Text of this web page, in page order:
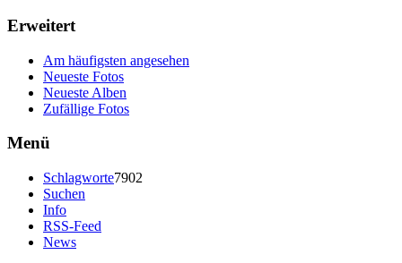
Erweitert
Am häufigsten angesehen
Neueste Fotos
Neueste Alben
Zufällige Fotos
Menü
Schlagworte7902
Suchen
Info
RSS-Feed
News